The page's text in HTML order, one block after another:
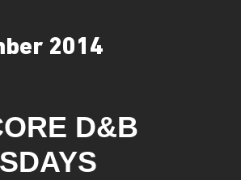
2014
D&B